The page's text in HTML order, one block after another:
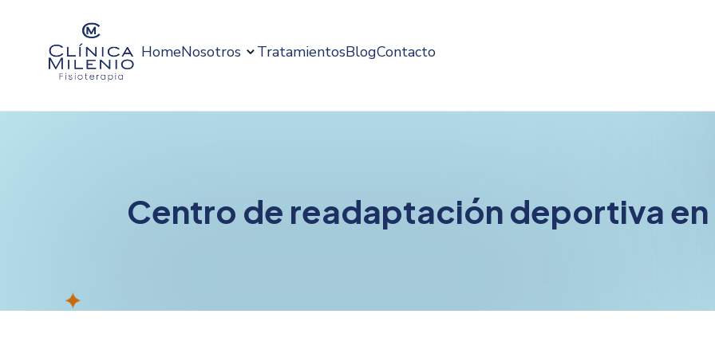
HomeNosotros TratamientosBlogContacto
Centro de readaptación deportiva